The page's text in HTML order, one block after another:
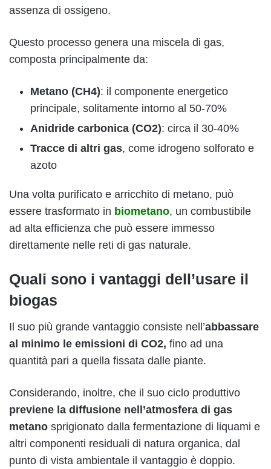
assenza di ossigeno.
Questo processo genera una miscela di gas,
composta principalmente da:
Metano (CH4): il componente energetico
principale, solitamente intorno al 50-70%
Anidride carbonica (CO2): circa il 30-40%
Tracce di altri gas, come idrogeno solforato e
azoto
Una volta purificato e arricchito di metano, può
essere trasformato in biometano, un combustibile
ad alta efficienza che può essere immesso
direttamente nelle reti di gas naturale.
Quali sono i vantaggi dell’usare il
biogas
Il suo più grande vantaggio consiste nell’abbassare
al minimo le emissioni di CO2, fino ad una
quantità pari a quella fissata dalle piante.
Considerando, inoltre, che il suo ciclo produttivo
previene la diffusione nell’atmosfera di gas
metano sprigionato dalla fermentazione di liquami e
altri componenti residuali di natura organica, dal
punto di vista ambientale il vantaggio è doppio.